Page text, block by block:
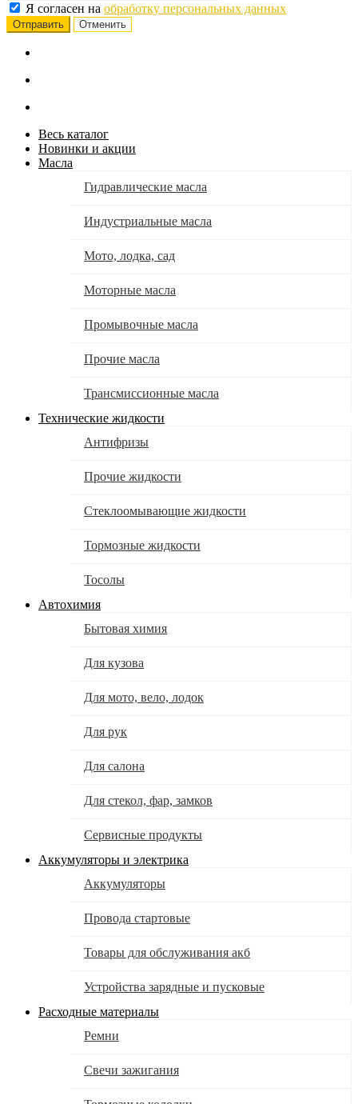
Я согласен на обработку персональных данных
Отменить
Весь каталог
Новинки и акции
Масла
Гидравлические масла
Индустриальные масла
Мото, лодка, сад
Моторные масла
Промывочные масла
Прочие масла
Трансмиссионные масла
Технические жидкости
Антифризы
Прочие жидкости
Стеклоомывающие жидкости
Тормозные жидкости
Тосолы
Автохимия
Бытовая химия
Для кузова
Для мото, вело, лодок
Для рук
Для салона
Для стекол, фар, замков
Сервисные продукты
Аккумуляторы и электрика
Аккумуляторы
Провода стартовые
Товары для обслуживания акб
Устройства зарядные и пусковые
Расходные материалы
Ремни
Свечи зажигания